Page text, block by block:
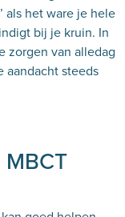
als het ware je hele
bij je kruin. In
zorgen van alledag
aandacht steeds